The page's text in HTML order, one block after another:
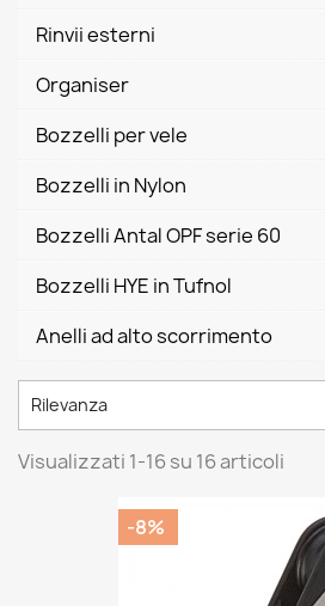
Rinvii esterni
Organiser
Bozzelli per vele
Bozzelli in Nylon
Bozzelli Antal OPF serie 60
Bozzelli HYE in Tufnol
Anelli ad alto scorrimento
Rilevanza
Visualizzati 1-16 su 16 articoli
-8%